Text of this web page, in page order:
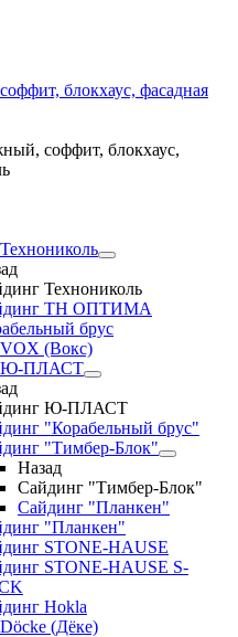
блокхаус, фасадная
соффит, блокхаус,
Технониколь
ТН ОПТИМА
брус
(Вокс)
Ю-ПЛАСТ
Ю-ПЛАСТ
"Корабельный брус"
"Тимбер-Блок"
Назад
Сайдинг "Тимбер-Блок"
Сайдинг "Планкен"
"Планкен"
STONE-HAUSE
STONE-HAUSE S-
Hokla
(Дёке)